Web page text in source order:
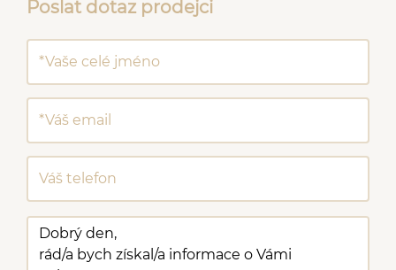
Poslat dotaz prodejci